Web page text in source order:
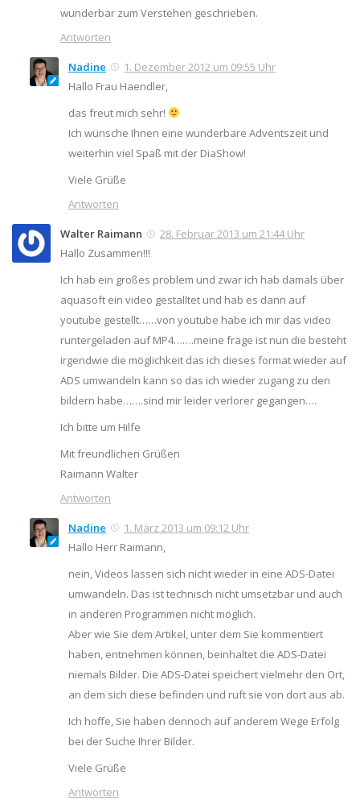
wunderbar zum Verstehen geschrieben.
Antworten
Nadine
1. Dezember 2012 um 09:55 Uhr
Hallo Frau Haendler,
das freut mich sehr!
Ich wünsche Ihnen eine wunderbare Adventszeit und
weiterhin viel Spaß mit der DiaShow!
Viele Grüße
Antworten
Walter Raimann
28. Februar 2013 um 21:44 Uhr
Hallo Zusammen!!!
Ich hab ein großes problem und zwar ich hab damals über
aquasoft ein video gestalltet und hab es dann auf
youtube gestellt……von youtube habe ich mir das video
runtergeladen auf MP4…….meine frage ist nun die besteht
irgendwie die möglichkeit das ich dieses format wieder auf
ADS umwandeln kann so das ich wieder zugang zu den
bildern habe…….sind mir leider verlorer gegangen….
Ich bitte um Hilfe
Mit freundlichen Grüßen
Raimann Walter
Antworten
Nadine
1. März 2013 um 09:12 Uhr
Hallo Herr Raimann,
nein, Videos lassen sich nicht wieder in eine ADS-Datei
umwandeln. Das ist technisch nicht umsetzbar und auch
in anderen Programmen nicht möglich.
Aber wie Sie dem Artikel, unter dem Sie kommentiert
haben, entnehmen können, beinhaltet die ADS-Datei
niemals Bilder. Die ADS-Datei speichert vielmehr den Ort,
an dem sich diese befinden und ruft sie von dort aus ab.
Ich hoffe, Sie haben dennoch auf anderem Wege Erfolg
bei der Suche Ihrer Bilder.
Viele Grüße
Antworten